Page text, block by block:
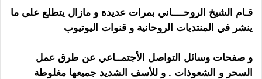
قـام الشيخ الروحــــاني بمرات عديدة و مازال يتطلع على ما
ينشر في المنتديات الروحانية و قنوات اليوتيوب
و صفحات وسائل التواصل الأجتمــاعي عن طرق عمل
السحر و الشعوذات . و للأسف الشديد جميعها مغلوطة